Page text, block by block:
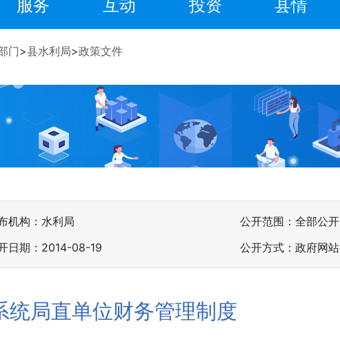
服务 互动 投资 县情
门>县水利局>政策文件
机构：水利局
公开范围：全部公开
日期：2014-08-19 公开方式：政府网站
统局直单位财务管理制度